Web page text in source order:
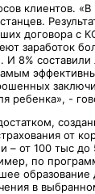
клиентов. «В
договора с
заработок
И 8%
ребенка», -
от
– от 100 тыс
по
образование
в